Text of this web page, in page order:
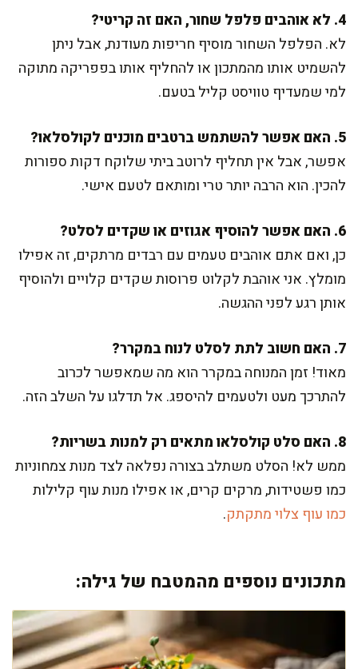
4. לא אוהבים פלפל שחור, האם זה קריטי?
לא. הפלפל השחור מוסיף חריפות מעודנת, אבל ניתן
להשמיט אותו מהמתכון או להחליף אותו בפפריקה מתוקה
למי שמעדיף טוויסט קליל בטעם.
5. האם אפשר להשתמש ברטבים מוכנים לקולסלאו?
אפשר, אבל אין תחליף לרוטב ביתי שלוקח דקות ספורות
להכין. הוא הרבה יותר טרי ומותאם לטעם אישי.
6. האם אפשר להוסיף אגוזים או שקדים לסלט?
כן, ואם אתם אוהבים טעמים עם רבדים מרתקים, זה אפילו
מומלץ. אני אוהבת לקלוט פרוסות שקדים קלויים ולהוסיף
אותן רגע לפני ההגשה.
7. האם חשוב לתת לסלט לנוח במקרר?
מאוד! זמן המנוחה במקרר הוא מה שמאפשר לכרוב
להתרכך מעט ולטעמים להיספג. אל תדלגו על השלב הזה.
8. האם סלט קולסלאו מתאים רק למנות בשריות?
ממש לא! הסלט משתלב בצורה נפלאה לצד מנות צמחוניות
כמו פשטידות, מרקים קרים, או אפילו מנות עוף קלילות
כמו עוף צלוי מתקתק.
מתכונים נוספים מהמטבח של גילה: